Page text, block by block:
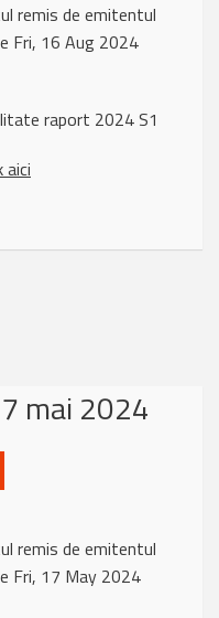
remis de emitentul
Fri, 16 Aug 2024
raport 2024 S1
aici
mai 2024
remis de emitentul
Fri, 17 May 2024